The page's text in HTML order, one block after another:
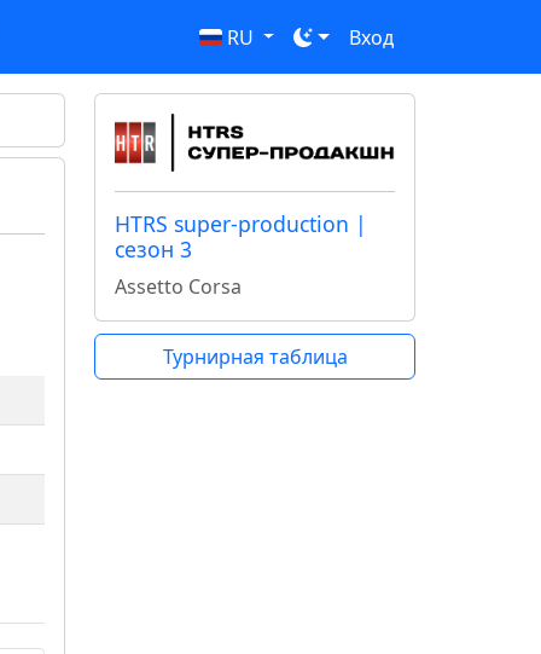
RU Вход
HTRS super-production |
сезон 3
Assetto Corsa
Турнирная таблица